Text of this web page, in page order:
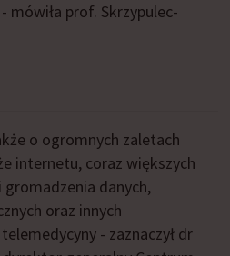
mówiła prof. Skrzypulec-
o ogromnych zaletach
internetu, coraz większych
gromadzenia danych,
oraz innych
- zaznaczył dr